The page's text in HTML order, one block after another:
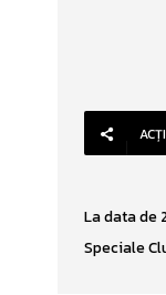
La data de
Speciale